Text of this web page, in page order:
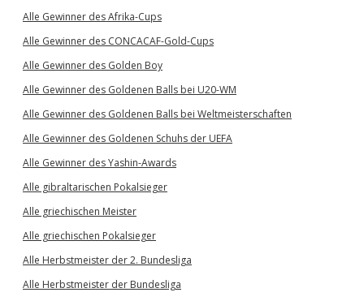
Alle Gewinner des Afrika-Cups
Alle Gewinner des CONCACAF-Gold-Cups
Alle Gewinner des Golden Boy
Alle Gewinner des Goldenen Balls bei U20-WM
Alle Gewinner des Goldenen Balls bei Weltmeisterschaften
Alle Gewinner des Goldenen Schuhs der UEFA
Alle Gewinner des Yashin-Awards
Alle gibraltarischen Pokalsieger
Alle griechischen Meister
Alle griechischen Pokalsieger
Alle Herbstmeister der 2. Bundesliga
Alle Herbstmeister der Bundesliga